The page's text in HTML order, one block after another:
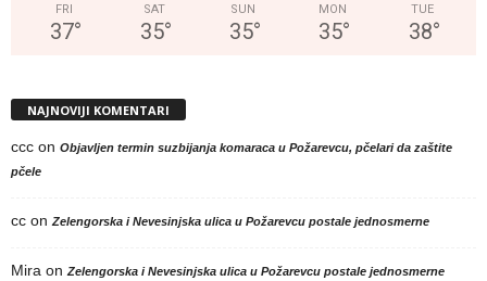
FRI
37°
SAT
35°
SUN
35°
MON
35°
TUE
38°
NAJNOVIJI KOMENTARI
ccc on Objavljen termin suzbijanja komaraca u Požarevcu, pčelari da zaštite
pčele
cc on Zelengorska i Nevesinjska ulica u Požarevcu postale jednosmerne
Mira on Zelengorska i Nevesinjska ulica u Požarevcu postale jednosmerne